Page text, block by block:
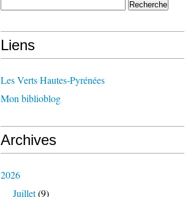
Liens
Les Verts Hautes-Pyrénées
Mon biblioblog
Archives
2026
Juillet(9)